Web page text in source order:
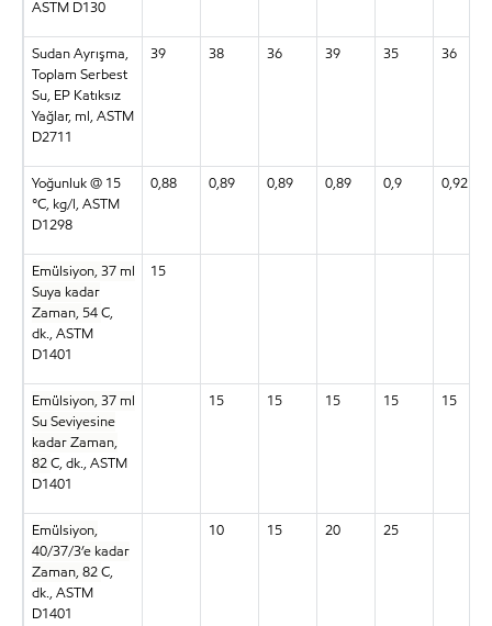
ASTM D130
Sudan Ayrışma,
Toplam Serbest
Su, EP Katıksız
Yağlar, ml, ASTM
D2711
39 38 36 39 35 36
Yoğunluk @ 15
°C, kg/l, ASTM
D1298
0,88 0,89 0,89 0,89 0,9 0,92
Emülsiyon, 37 ml
Suya kadar
Zaman, 54C,
dk., ASTM
D1401
15
Emülsiyon, 37 ml
Su Seviyesine
kadar Zaman,
82C, dk., ASTM
D1401
15 15 15 15 15
Emülsiyon,
40/37/3’e kadar
Zaman, 82C,
dk., ASTM
D1401
10 15 20 25